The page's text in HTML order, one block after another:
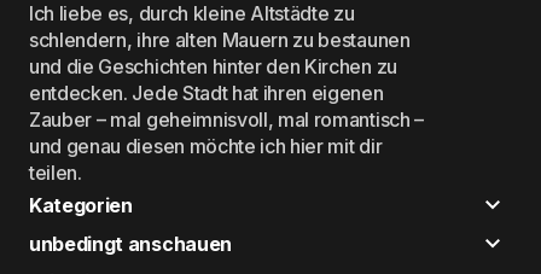
Ich liebe es, durch kleine Altstädte zu
schlendern, ihre alten Mauern zu bestaunen
und die Geschichten hinter den Kirchen zu
entdecken. Jede Stadt hat ihren eigenen
Zauber – mal geheimnisvoll, mal romantisch –
und genau diesen möchte ich hier mit dir
teilen.
Kategorien
unbedingt anschauen